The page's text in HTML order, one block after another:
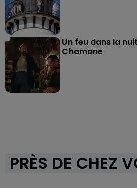
Un feu dans la
Chamane
PRÈS DE CHEZ